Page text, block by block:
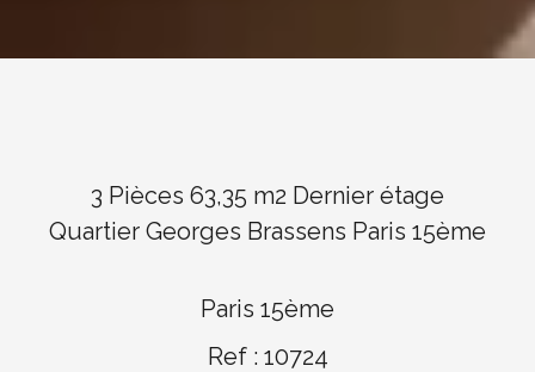
3 Pièces 63,35 m2 Dernier étage
Quartier Georges Brassens Paris 15ème
Paris 15ème
Ref : 10724